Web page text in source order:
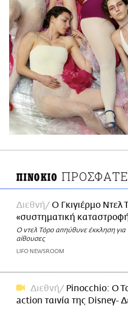
ΠΙΝΟΚΙΟ
Διεθνή
Ο Γκιγιέρμο Ντελ
«συστηματική
Ο ντελ Τόρο απηύθυνε έκκληση για
αίθουσες
LIFO NEWSROOM
Διεθνή
Pinocchio: Ο
action ταινία της Disney-